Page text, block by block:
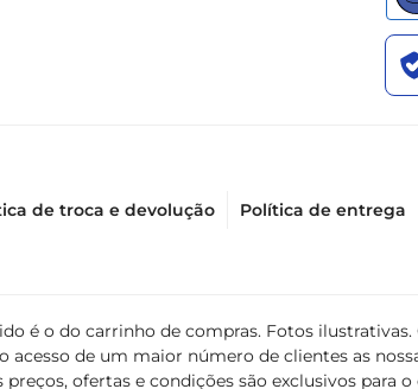
de troca e devolução Política de entrega
é o do carrinho de compras. Fotos
acesso de um maior número de clientes as
ofertas e condições são exclusivos para